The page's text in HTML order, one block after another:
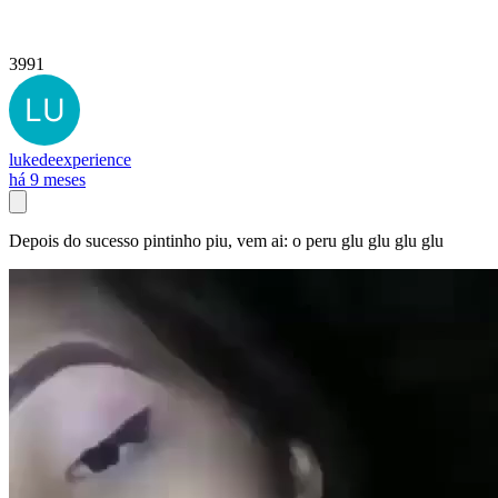
3991
lukedeexperience
há 9 meses
Depois do sucesso pintinho piu, vem ai: o peru glu glu glu glu